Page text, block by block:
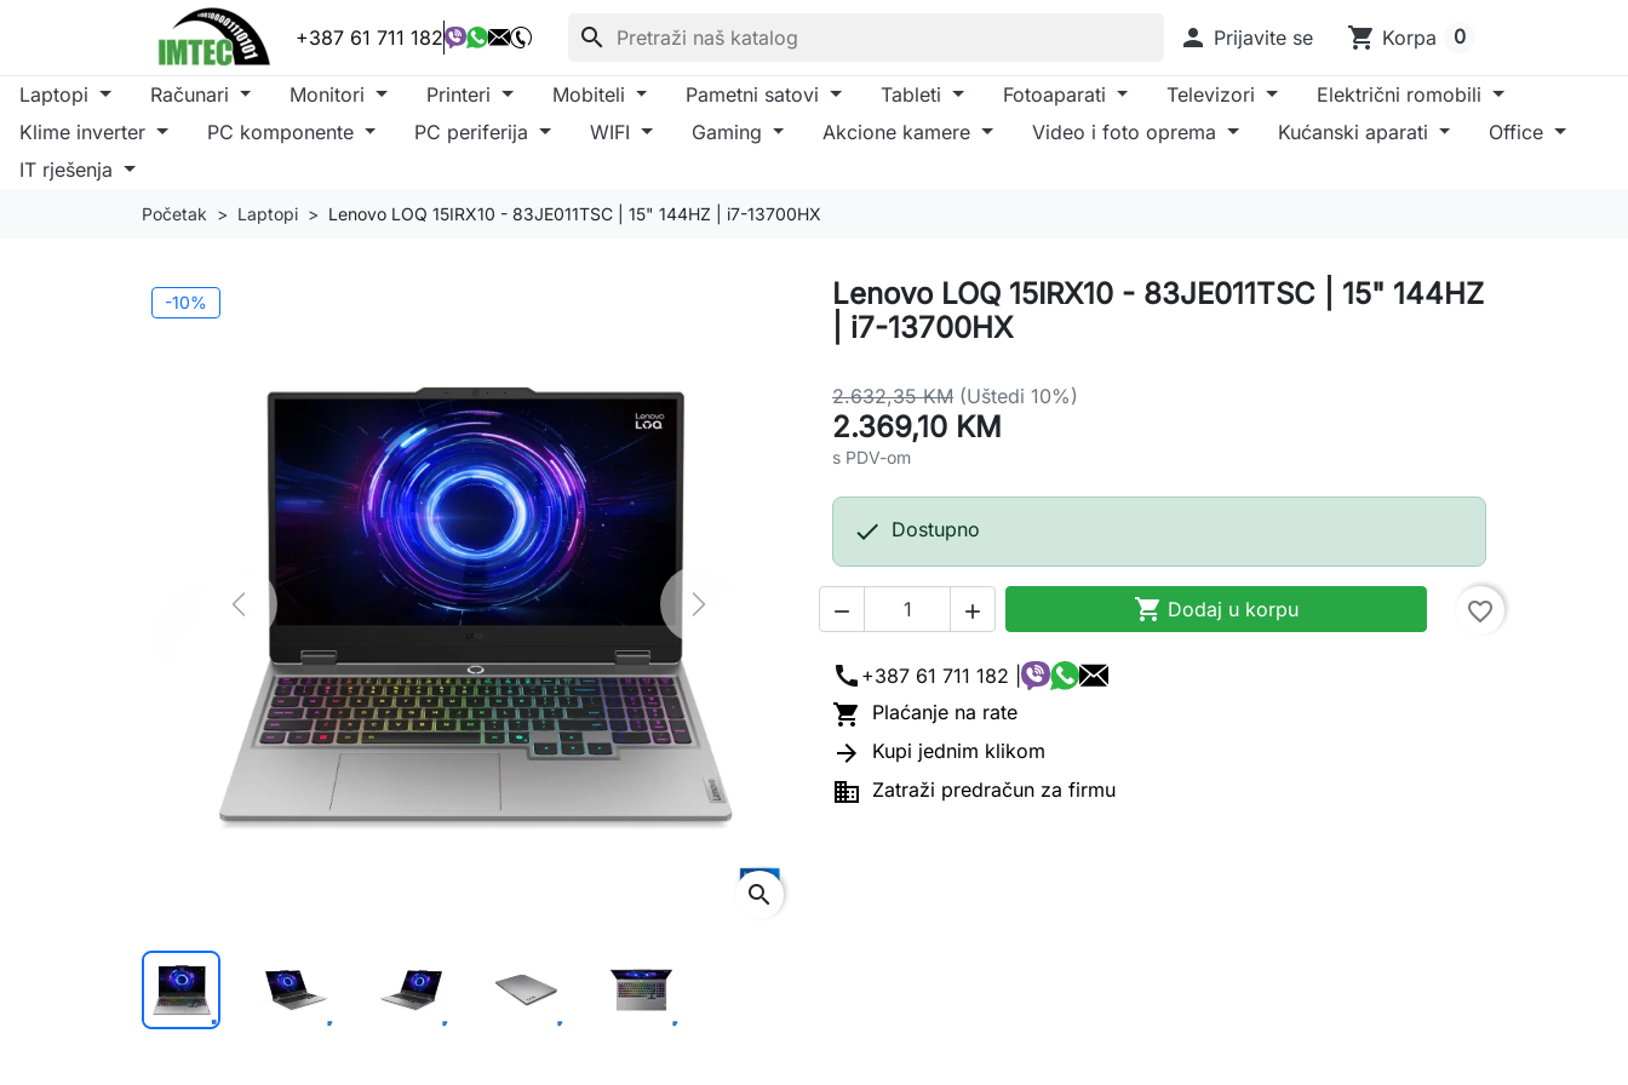
+387 61 711 182 search  Prijavite se shopping_cart Korpa 0
Laptopi Računari Monitori Printeri Mobiteli Pametni satovi Tableti Fotoaparati Televizori
Električni romobili
Klime inverter
PC komponente PC periferija WIFI Gaming Akcione kamere Video i foto oprema Kućanski aparati
Office
IT rješenja
Početak Laptopi Lenovo LOQ 15IRX10 - 83JE011TSC | 15" 144HZ | i7-13700HX
-10%
Previous Next
search
Lenovo LOQ 15IRX10 - 83JE011TSC | 15" 144HZ
| i7-13700HX
2.632,35 KM (Uštedi 10%)
2.369,10 KM
s PDV-om
 Dostupno
   Dodaj u korpu favorite_border
call +387 61 711 182 |
 Plaćanje na rate
 Kupi jednim klikom
 Zatraži predračun za firmu